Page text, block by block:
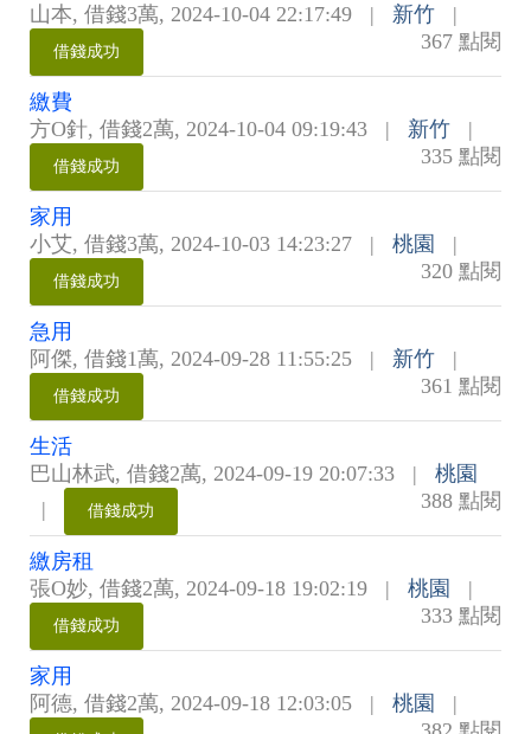
山本, 借錢3萬, 2024-10-04 22:17:49 |
新竹
367 點閱
|
借錢成功
繳費
方O針, 借錢2萬, 2024-10-04 09:19:43 |
新竹
335 點閱
|
借錢成功
家用
小艾, 借錢3萬, 2024-10-03 14:23:27 |
桃園
320 點閱
|
借錢成功
急用
阿傑, 借錢1萬, 2024-09-28 11:55:25 |
新竹
361 點閱
|
借錢成功
生活
巴山林武, 借錢2萬, 2024-09-19 20:07:33 |
桃園
388 點閱
| 借錢成功
繳房租
張O妙, 借錢2萬, 2024-09-18 19:02:19 |
桃園
333 點閱
|
借錢成功
家用
阿德, 借錢2萬, 2024-09-18 12:03:05 |
桃園
|